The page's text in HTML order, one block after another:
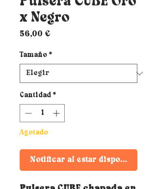
x Negro
56,00 €
Tamaño *
Cantidad *
Agotado
Notificar al estar disponible